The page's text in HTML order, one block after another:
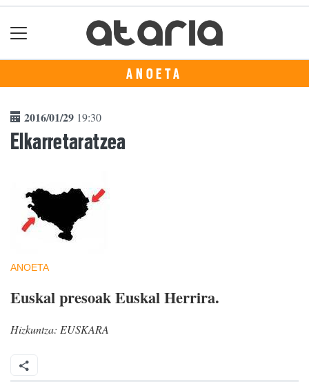
ANOETA
2016/01/29 19:30
Elkarretaratzea
ANOETA
Euskal presoak Euskal Herrira.
Hizkuntza: EUSKARA